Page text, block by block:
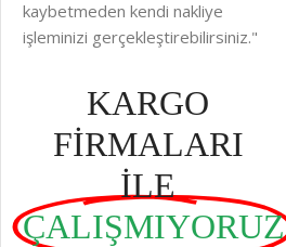
kaybetmeden kendi nakliye
işleminizi gerçekleştirebilirsiniz."
KARGO
FİRMALARI
İLE
ÇALIŞMIYORUZ